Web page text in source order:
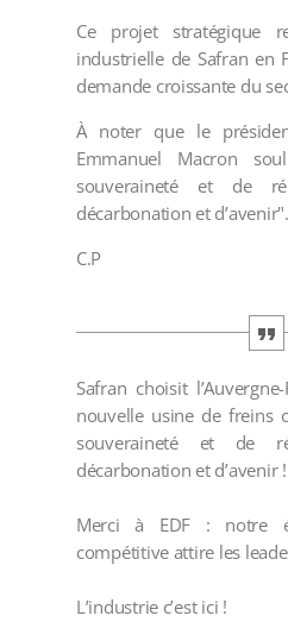
Ce projet stratégique
industrielle de Safran en
demande croissante du
À noter que le
Emmanuel Macron
souveraineté et de
décarbonation et d’avenir".
C.P
Safran choisit
nouvelle usine de freins
souveraineté et de
décarbonation et d’avenir !
Merci à EDF : notre
compétitive attire les
L’industrie c’est ici !